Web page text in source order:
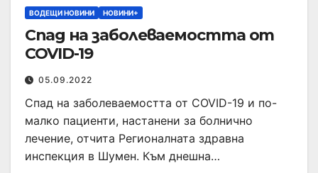
ВОДЕЩИ НОВИНИ НОВИНИ+
Спад на заболеваемостта от
COVID-19
05.09.2022
Спад на заболеваемостта от COVID-19 и по-
малко пациенти, настанени за болнично
лечение, отчита Регионалната здравна
инспекция в Шумен. Към днешна…